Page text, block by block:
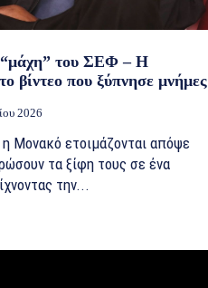
του ΣΕΦ – Η
βίντεο που ξύπνησε μνήμες
2026
Μονακό ετοιμάζονται απόψε
τα ξίφη τους σε ένα
την...